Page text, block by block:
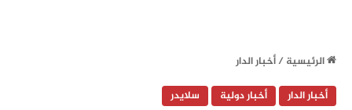
الرئيسية/أخبار الدار
أخبار الدار
أخبار دولية سلايدر